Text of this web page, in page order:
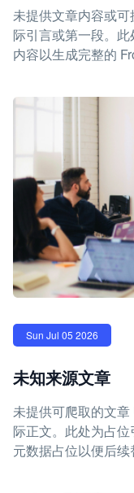
未提供文章内容或
际引言或第一段。
内容以生成完整的
Sun Jul 05 2026
未知来源文章
未提供可爬取的文
际正文。此处为占
元数据占位以便后续